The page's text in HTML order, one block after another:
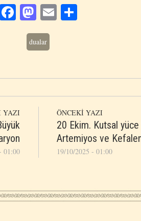
Facebook
Mastodon
EmailShare
dualar
YAZI
01:00
ÖNCEKİ YAZI
20 Ekim. Kutsal
Artemiyos ve
19/10/2025 - 01:00